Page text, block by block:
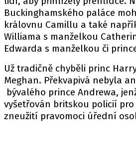
Buckinghamského paláce
královnu Camillu a také
Williama s manželkou
Edwarda s manželkou či
Už tradičně chyběli princ
Meghan. Překvapivá nebyla
bývalého prince Andrewa,
vyšetřován britskou policií
zneužití pravomoci úřední